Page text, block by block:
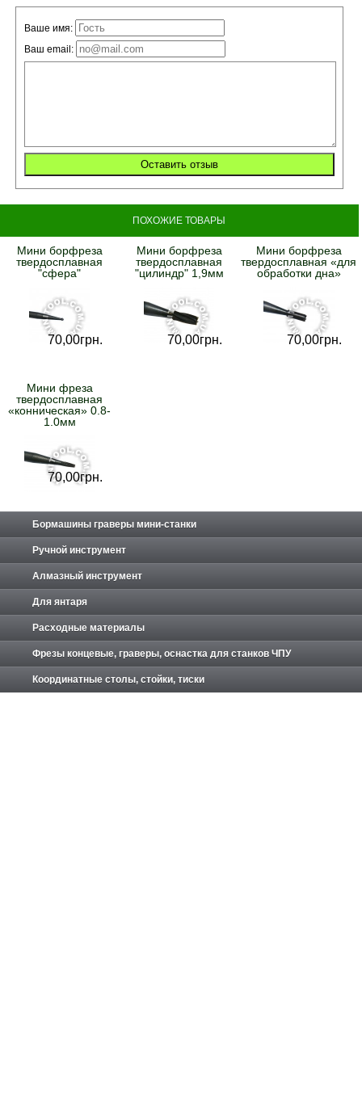
Ваше имя:
Ваш email:
ПОХОЖИЕ ТОВАРЫ
Мини борфреза
твердосплавная
"сфера"
70,00грн.
Мини борфреза
твердосплавная
"цилиндр" 1,9мм
70,00грн.
Мини борфреза
твердосплавная «для
обработки дна»
70,00грн.
Мини фреза
твердосплавная
«конническая» 0.8-
1.0мм
70,00грн.
Бормашины граверы мини-станки
Ручной инструмент
Алмазный инструмент
Для янтаря
Расходные материалы
Фрезы концевые, граверы, оснастка для станков ЧПУ
Координатные столы, стойки, тиски